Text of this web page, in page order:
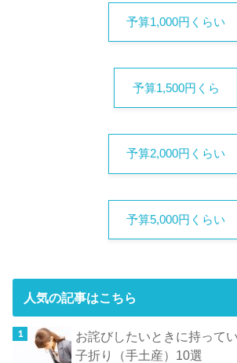
予算1,000円くらい
予算1,500円くら
予算2,000円くらい
予算5,000円くらい
人気の記事はこちら
お詫びしたいときに持って
子折り（手土産）10選